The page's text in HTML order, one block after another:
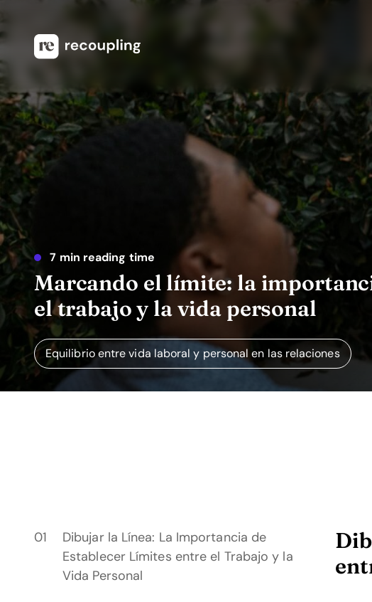
7 min reading time
Marcando el límite: la
el trabajo y la vida personal
Equilibrio entre vida laboral y personal en las relaciones
Dibujar la Línea: La Importancia de
Establecer Límites entre el Trabajo y la
Vida Personal